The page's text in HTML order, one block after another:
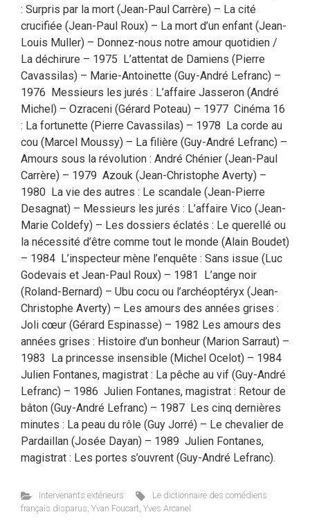
: Surpris par la mort (Jean-Paul Carrère) – La cité
crucifiée (Jean-Paul Roux) – La mort d’un enfant (Jean-
Louis Muller) – Donnez-nous notre amour quotidien /
La déchirure – 1975 L’attentat de Damiens (Pierre
Cavassilas) – Marie-Antoinette (Guy-André Lefranc) –
1976 Messieurs les jurés : L’affaire Jasseron (André
Michel) – Ozraceni (Gérard Poteau) – 1977 Cinéma 16
: La fortunette (Pierre Cavassilas) – 1978 La corde au
cou (Marcel Moussy) – La filière (Guy-André Lefranc) –
Amours sous la révolution : André Chénier (Jean-Paul
Carrère) – 1979 Azouk (Jean-Christophe Averty) –
1980 La vie des autres : Le scandale (Jean-Pierre
Desagnat) – Messieurs les jurés : L’affaire Vico (Jean-
Marie Coldefy) – Les dossiers éclatés : Le querellé ou
la nécessité d’être comme tout le monde (Alain Boudet)
– 1984 L’inspecteur mène l’enquête : Sans issue (Luc
Godevais et Jean-Paul Roux) – 1981 L’ange noir
(Roland-Bernard) – Ubu cocu ou l’archéoptéryx (Jean-
Christophe Averty) – Les amours des années grises :
Joli cœur (Gérard Espinasse) – 1982 Les amours des
années grises : Histoire d’un bonheur (Marion Sarraut) –
1983 La princesse insensible (Michel Ocelot) – 1984
Julien Fontanes, magistrat : La pêche au vif (Guy-André
Lefranc) – 1986 Julien Fontanes, magistrat : Retour de
bâton (Guy-André Lefranc) – 1987 Les cinq dernières
minutes : La peau du rôle (Guy Jorré) – Le chevalier de
Pardaillan (Josée Dayan) – 1989 Julien Fontanes,
magistrat : Les portes s’ouvrent (Guy-André Lefranc).
Intervenants extérieurs
Le dictionnaire des comédiens
français disparus, Yvan Foucart, Yves Arcanel